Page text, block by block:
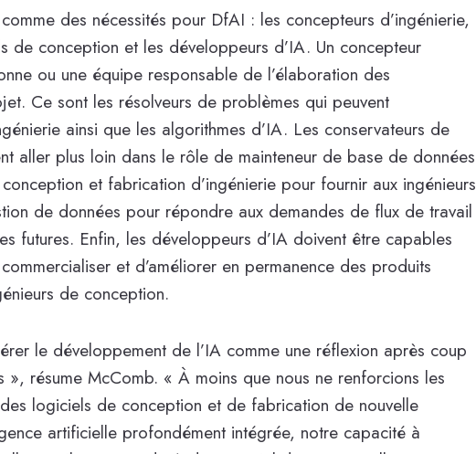
des nécessités pour DfAI : les concepteurs d’ingénierie,
de conception et les développeurs d’IA. Un concepteur
ou une équipe responsable de l’élaboration des
Ce sont les résolveurs de problèmes qui peuvent
ainsi que les algorithmes d’IA. Les conservateurs de
aller plus loin dans le rôle de mainteneur de base de données
et fabrication d’ingénierie pour fournir aux ingénieurs
de données pour répondre aux demandes de flux de travail
futures. Enfin, les développeurs d’IA doivent être capables
et d’améliorer en permanence des produits
de conception.
le développement de l’IA comme une réflexion après coup
résume McComb. « À moins que nous ne renforcions les
logiciels de conception et de fabrication de nouvelle
artificielle profondément intégrée, notre capacité à